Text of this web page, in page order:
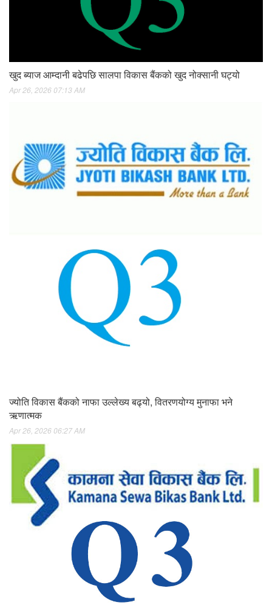
खुद ब्याज आम्दानी बढेपछि सालपा विकास बैंकको खुद नोक्सानी घट्यो
Apr 26, 2026 07:13 AM
ज्योति विकास बैंकको नाफा उल्लेख्य बढ्यो, वितरणयोग्य मुनाफा भने
ऋणात्मक
Apr 26, 2026 06:27 AM